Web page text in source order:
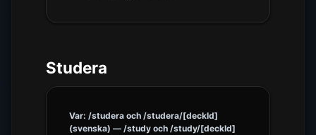
Studera
Var: /studera och /studera/[deckId]
(svenska) — /study och /study/[deckId]